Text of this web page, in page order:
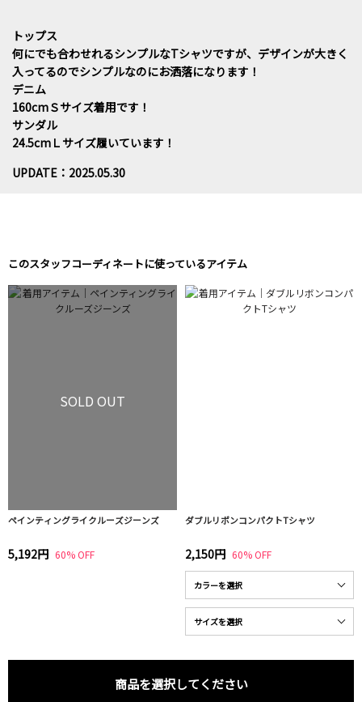
トップス
何にでも合わせれるシンプルなTシャツですが、デザインが大きく
入ってるのでシンプルなのにお洒落になります！
デニム
160cmＳサイズ着用です！
サンダル
24.5cmＬサイズ履いています！
UPDATE：2025.05.30
このスタッフコーディネートに使っているアイテム
SOLD OUT
ペインティングライクルーズジーンズ
5,192円 60% OFF
ダブルリボンコンパクトTシャツ
2,150円 60% OFF
商品を選択してください